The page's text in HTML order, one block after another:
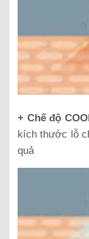
+ Chế độ
kích thước lỗ
quả